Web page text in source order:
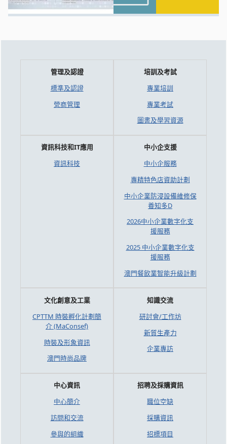
管理及認證
標準及認證
營商管理
培訓及考試
專業培訓
專業考試
圖書及學習資源
資訊科技和IT應用
資訊科技
中小企支援
中小企服務
專精特色店資助計劃
中小企業防浸設備維修保
養知多D
2026中小企業數字化支
援服務
2025 中小企業數字化支
援服務
澳門餐飲業智能升級計劃
文化創意及工業
CPTTM 時裝孵化計劃簡
介 (MaConsef)
時裝及形象資訊
澳門時尚品牌
知識交流
研討會/工作坊
新質生產力
企業專訪
中心資訊
中心簡介
訪問和交流
參與的組織
招聘及採購資訊
職位空缺
採購資訊
招標項目